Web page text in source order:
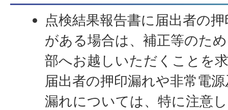
点検結果報告書に届出者の
がある場合は、補正等のた
部へお越しいただくことを
届出者の押印漏れや非常電
漏れについては、特に注意